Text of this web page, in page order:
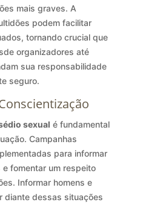
mais graves. A
podem facilitar
tornando crucial que
organizadores até
sua responsabilidade
seguro.
sexual é fundamental
Campanhas
para informar
fomentar um respeito
Informar homens e
diante dessas situações